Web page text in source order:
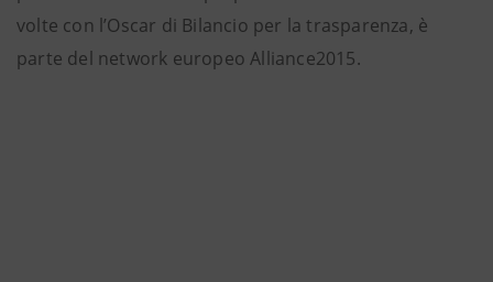
volte con l’Oscar di Bilancio per la trasparenza, è
parte del network europeo Alliance2015.